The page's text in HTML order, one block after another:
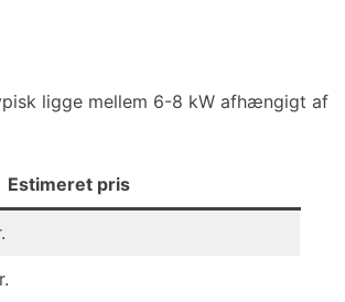
ligge mellem 6-8 kW afhængigt af
Estimeret pris